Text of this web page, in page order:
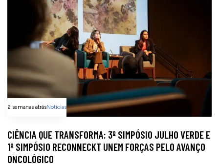
2 semanas atrásNotícias
CIÊNCIA QUE TRANSFORMA: 3º SIMPÓSIO JULHO VERDE E
1º SIMPÓSIO RECONNECKT UNEM FORÇAS PELO AVANÇO
ONCOLÓGICO